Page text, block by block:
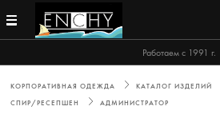
Работаем с 1991 г.
КОРПОРАТИВНАЯ ОДЕЖДА КАТАЛОГ ИЗДЕЛИЙ
СПИР/РЕСЕПШЕН
АДМИНИСТРАТОР